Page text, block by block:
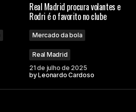
Real Madrid procura volantes e
Rodri é o favorito no clube
Mercado da bola
Real Madrid
21 de julho de 2025
byLeonardo Cardoso